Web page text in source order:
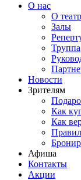
О нас
О
Залы
Труппа
Новости
Зрителям
Как
Как
Афиша
Контакты
Акции